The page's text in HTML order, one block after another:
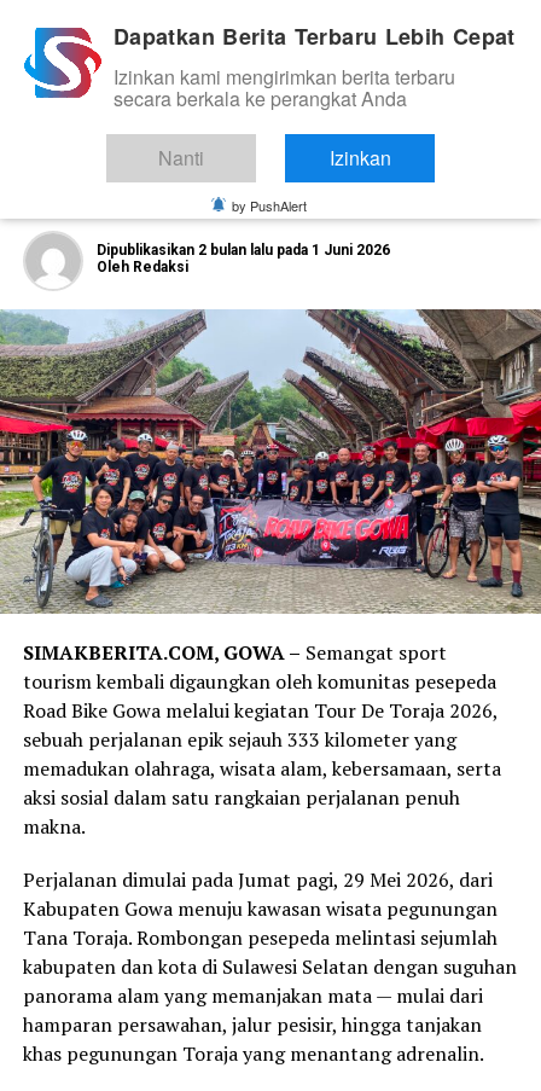
ORGANISASI DAN KOMUNITAS
Menembus Pegunungan Toraja:
Perjalanan Epik 333 Km Road Bike
Gowa Penuh Inspirasi
Dipublikasikan 2 bulan lalu pada 1 Juni 2026
Oleh Redaksi
SIMAKBERITA.COM, GOWA – Semangat sport
tourism kembali digaungkan oleh komunitas pesepeda
Road Bike Gowa melalui kegiatan Tour De Toraja 2026,
sebuah perjalanan epik sejauh 333 kilometer yang
memadukan olahraga, wisata alam, kebersamaan, serta
aksi sosial dalam satu rangkaian perjalanan penuh
makna.
Perjalanan dimulai pada Jumat pagi, 29 Mei 2026, dari
Kabupaten Gowa menuju kawasan wisata pegunungan
Tana Toraja. Rombongan pesepeda melintasi sejumlah
kabupaten dan kota di Sulawesi Selatan dengan suguhan
panorama alam yang memanjakan mata — mulai dari
hamparan persawahan, jalur pesisir, hingga tanjakan
khas pegunungan Toraja yang menantang adrenalin.
Dapatkan Berita Terbaru Lebih Cepat
Izinkan kami mengirimkan berita terbaru
secara berkala ke perangkat Anda
Nanti Izinkan
by PushAlert